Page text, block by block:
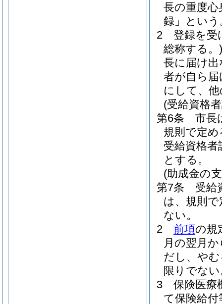
長の重度心
録」という
2
登録を受
総称する。)
長に届け
者が自ら
にして、
(受給資格
第6条
市長
規則で定
受給資格者
とする。
(助成金の
第7条
受給
は、規則
ない。
2
前項の規
月の翌月
だし、や
限りでな
3
保険医療
て保険給